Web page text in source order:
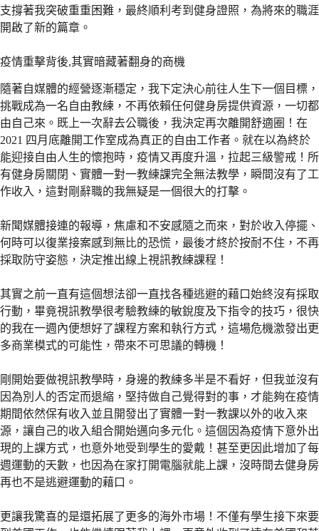
支撐著我突破重重困難，最終順利考到健身證照，為將來的職涯
開啟了新的篇章。
疫情重擊背後,其實暗藏著翻身的商機
隨著自媒體的經營逐漸穩定，我下定決心前往人生下一個目標，
挑戰成為一名自由教練，不再依賴任何健身房提供資源，一切都
由自己來。既上一次辭去公職後，我決定再次離開舒適圈！在
2021 四月底離開工作室成為真正的自由工作者。就在以為終於
能迎接自由人生的懷抱時，疫情又再度升溫，拉起三級警戒！所
有健身房關閉、實體一對一教練課完全無法教學，瞬間沒有了工
作收入，這對剛辭職的我無疑是一個很大的打擊。
新聞媒體接連的報導，焦慮和不安感隨之而來，對於收入停擺、
何時可以復業接案感到無比的恐慌，最後才終於按耐不住，不再
採取防守姿態，決定推出線上視訊教練課程！
其實之前一直有這個想法卻一直找各種逃避的藉口始終沒有採取
行動，畢竟視訊教學很考驗教練的敏銳度及下指令的技巧，很快
的我在一週內便想好了課程方案和執行方式，這場危機激發出更
多商業模式的可能性，帶來不可思議的轉機！
剛開始要做視訊教學時，身邊的教練多半是不看好，但我並沒有
因為別人的否定而退縮，堅持做自己覺得對的事，才能夠在疫情
期間依然保有收入並且開發出了實體一對一教課以外的收入來
源，讓自己的收入組合開始邁向多元化。這個因為疫情下意外出
現的上課方式，也意外地受到學生的愛戴！甚至更因此增加了每
週運動的天數，也因為在家打開電腦就能上課，沒時間去健身房
再也不是逃避運動的藉口。
更讓我驚喜的是還拓展了更多的海外市場！不僅有學生接下來要